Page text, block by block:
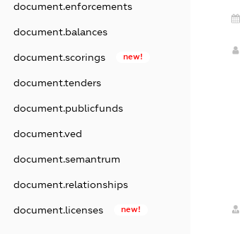
document.enforcements
document.balances
document.scorings new!
document.tenders
document.publicfunds
document.ved
document.semantrum
document.relationships
document.licenses new!